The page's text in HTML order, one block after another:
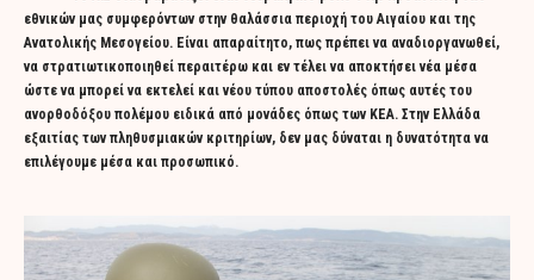
εθνικών μας συμφερόντων στην θαλάσσια περιοχή του Αιγαίου και της
Ανατολικής Μεσογείου. Είναι απαραίτητο, πως πρέπει να αναδιοργανωθεί,
να στρατιωτικοποιηθεί περαιτέρω και εν τέλει να αποκτήσει νέα μέσα
ώστε να μπορεί να εκτελεί και νέου τύπου αποστολές όπως αυτές του
ανορθοδόξου πολέμου ειδικά από μονάδες όπως των ΚΕΑ. Στην Ελλάδα
εξαιτίας των πληθυσμιακών κριτηρίων, δεν μας δύναται η δυνατότητα να
επιλέγουμε μέσα και προσωπικό.